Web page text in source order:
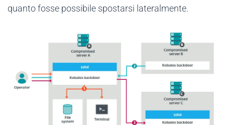
quanto fosse possibile spostarsi lateralmente.